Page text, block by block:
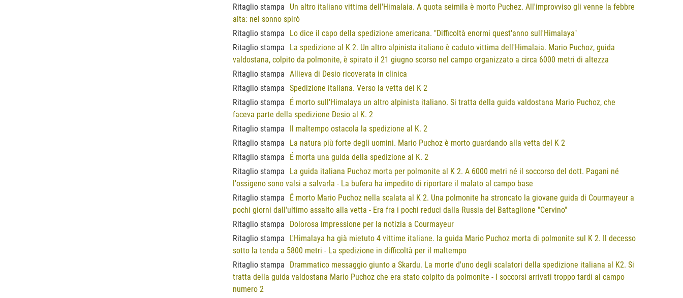
Ritaglio stampa
Un altro italiano vittima dell'Himalaia. A quota seimila è morto Puchez. All'improvviso gli venne la febbre
alta: nel sonno spirò
Ritaglio stampa
Lo dice il capo della spedizione americana. "Difficoltà enormi quest'anno sull'Himalaya"
Ritaglio stampa
La spedizione al K 2. Un altro alpinista italiano è caduto vittima dell'Himalaia. Mario Puchoz, guida
valdostana, colpito da polmonite, è spirato il 21 giugno scorso nel campo organizzato a circa 6000 metri di altezza
Ritaglio stampa Allieva di Desio ricoverata in clinica
Ritaglio stampa Spedizione italiana. Verso la vetta del K 2
Ritaglio stampa
É morto sull'Himalaya un altro alpinista italiano. Si tratta della guida valdostana Mario Puchoz, che
faceva parte della spedizione Desio al K. 2
Ritaglio stampa
Il maltempo ostacola la spedizione al K. 2
Ritaglio stampa
La natura più forte degli uomini. Mario Puchoz è morto guardando alla vetta del K 2
Ritaglio stampa
É morta una guida della spedizione al K. 2
Ritaglio stampa
La guida italiana Puchoz morta per polmonite al K 2. A 6000 metri né il soccorso del dott. Pagani né
l'ossigeno sono valsi a salvarla - La bufera ha impedito di riportare il malato al campo base
Ritaglio stampa
É morto Mario Puchoz nella scalata al K 2. Una polmonite ha stroncato la giovane guida di Courmayeur a
pochi giorni dall'ultimo assalto alla vetta - Era fra i pochi reduci dalla Russia del Battaglione "Cervino"
Ritaglio stampa
Dolorosa impressione per la notizia a Courmayeur
Ritaglio stampa
L'Himalaya ha già mietuto 4 vittime italiane. la guida Mario Puchoz morta di polmonite sul K 2. Il decesso
sotto la tenda a 5800 metri - La spedizione in difficoltà per il maltempo
Ritaglio stampa
Drammatico messaggio giunto a Skardu. La morte d'uno degli scalatori della spedizione italiana al K2. Si
tratta della guida valdostana Mario Puchoz che era stato colpito da polmonite - I soccorsi arrivati troppo tardi al campo
numero 2